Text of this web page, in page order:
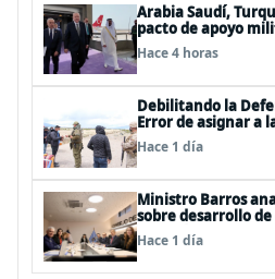
Arabia Saudí,
pacto de apoyo
atacado
Hace 4 horas
Debilitando la
Error de asignar a
policiales
Hace 1 día
Ministro Barros
sobre desarrollo
estratégicas en
Política Espacial
Hace 1 día